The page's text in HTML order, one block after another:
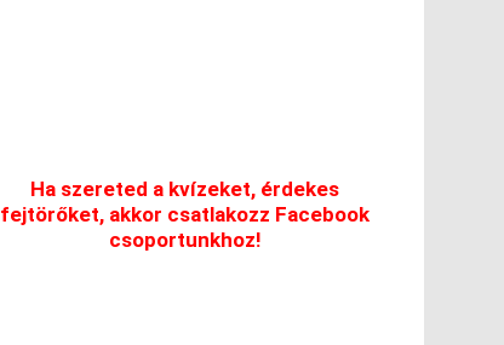
Ha szereted a kvízeket, érdekes
fejtörőket, akkor csatlakozz Facebook
csoportunkhoz!